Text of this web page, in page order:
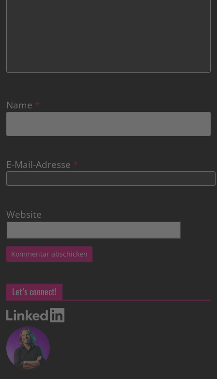
Name *
E-Mail-Adresse *
Website
Let’s connect!